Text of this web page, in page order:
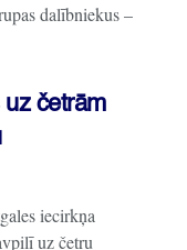
dalībniekus –
četrām
iecirkņa
uz četru